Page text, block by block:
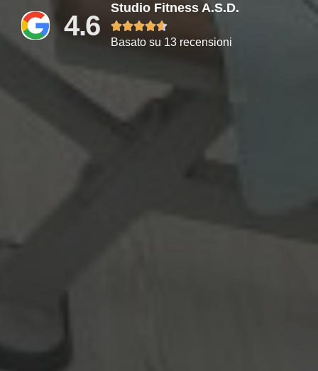
4.6
Studio Fitness A.s.d.

Basato su 13 recensioni